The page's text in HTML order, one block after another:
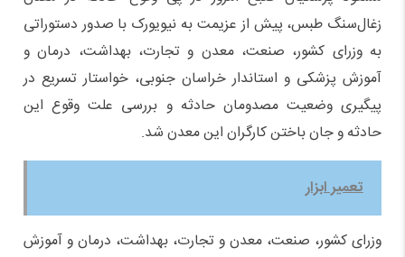
زغال‌سنگ طبس، پیش از عزیمت به نیویورک با صدور دستوراتی
به وزرای کشور، صنعت، معدن و تجارت، بهداشت، درمان و
آموزش پزشکی و استاندار خراسان جنوبی، خواستار تسریع در
پیگیری وضعیت مصدومان حادثه و بررسی علت وقوع این
حادثه و جان باختن کارگران این معدن شد.
تعمیر ابزار
وزرای کشور، صنعت، معدن و تجارت، بهداشت، درمان و آموزش